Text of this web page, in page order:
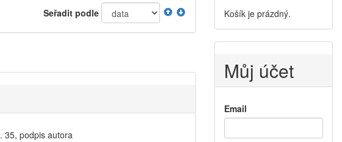
Seřadit podle
35, podpis autora
Košík je prázdný.
Můj účet
Email